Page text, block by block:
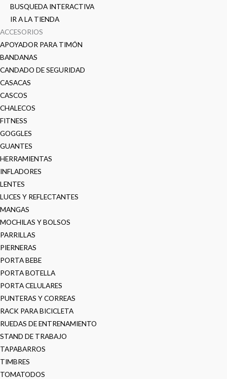
BUSQUEDA INTERACTIVA
IR A LA TIENDA
ACCESORIOS
APOYADOR PARA TIMÓN
BANDANAS
CANDADO DE SEGURIDAD
CASACAS
CASCOS
CHALECOS
FITNESS
GOGGLES
GUANTES
HERRAMIENTAS
INFLADORES
LENTES
LUCES Y REFLECTANTES
MANGAS
MOCHILAS Y BOLSOS
PARRILLAS
PIERNERAS
PORTA BEBE
PORTA BOTELLA
PORTA CELULARES
PUNTERAS Y CORREAS
RACK PARA BICICLETA
RUEDAS DE ENTRENAMIENTO
STAND DE TRABAJO
TAPABARROS
TIMBRES
TOMATODOS